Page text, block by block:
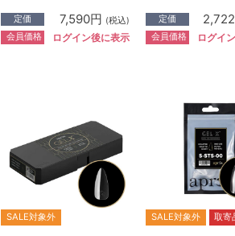
定価 7,590円 (税込)
会員価格 ログイン後に表示
定価
会員価格 ログイ
SALE対象外 SALE対象外 取寄